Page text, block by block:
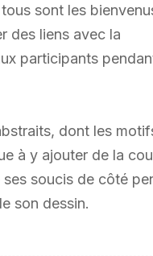
sont les
des liens avec la
participants
dont les
à y ajouter de la
soucis de côté
son dessin.